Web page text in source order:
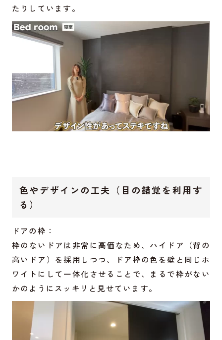
たりしています。
色やデザインの工夫（目の錯覚を利用す
る）
ドアの枠：
枠のないドアは非常に高価なため、ハイドア（背の
高いドア）を採用しつつ、ドア枠の色を壁と同じホ
ワイトにして一体化させることで、まるで枠がない
かのようにスッキリと見せています。